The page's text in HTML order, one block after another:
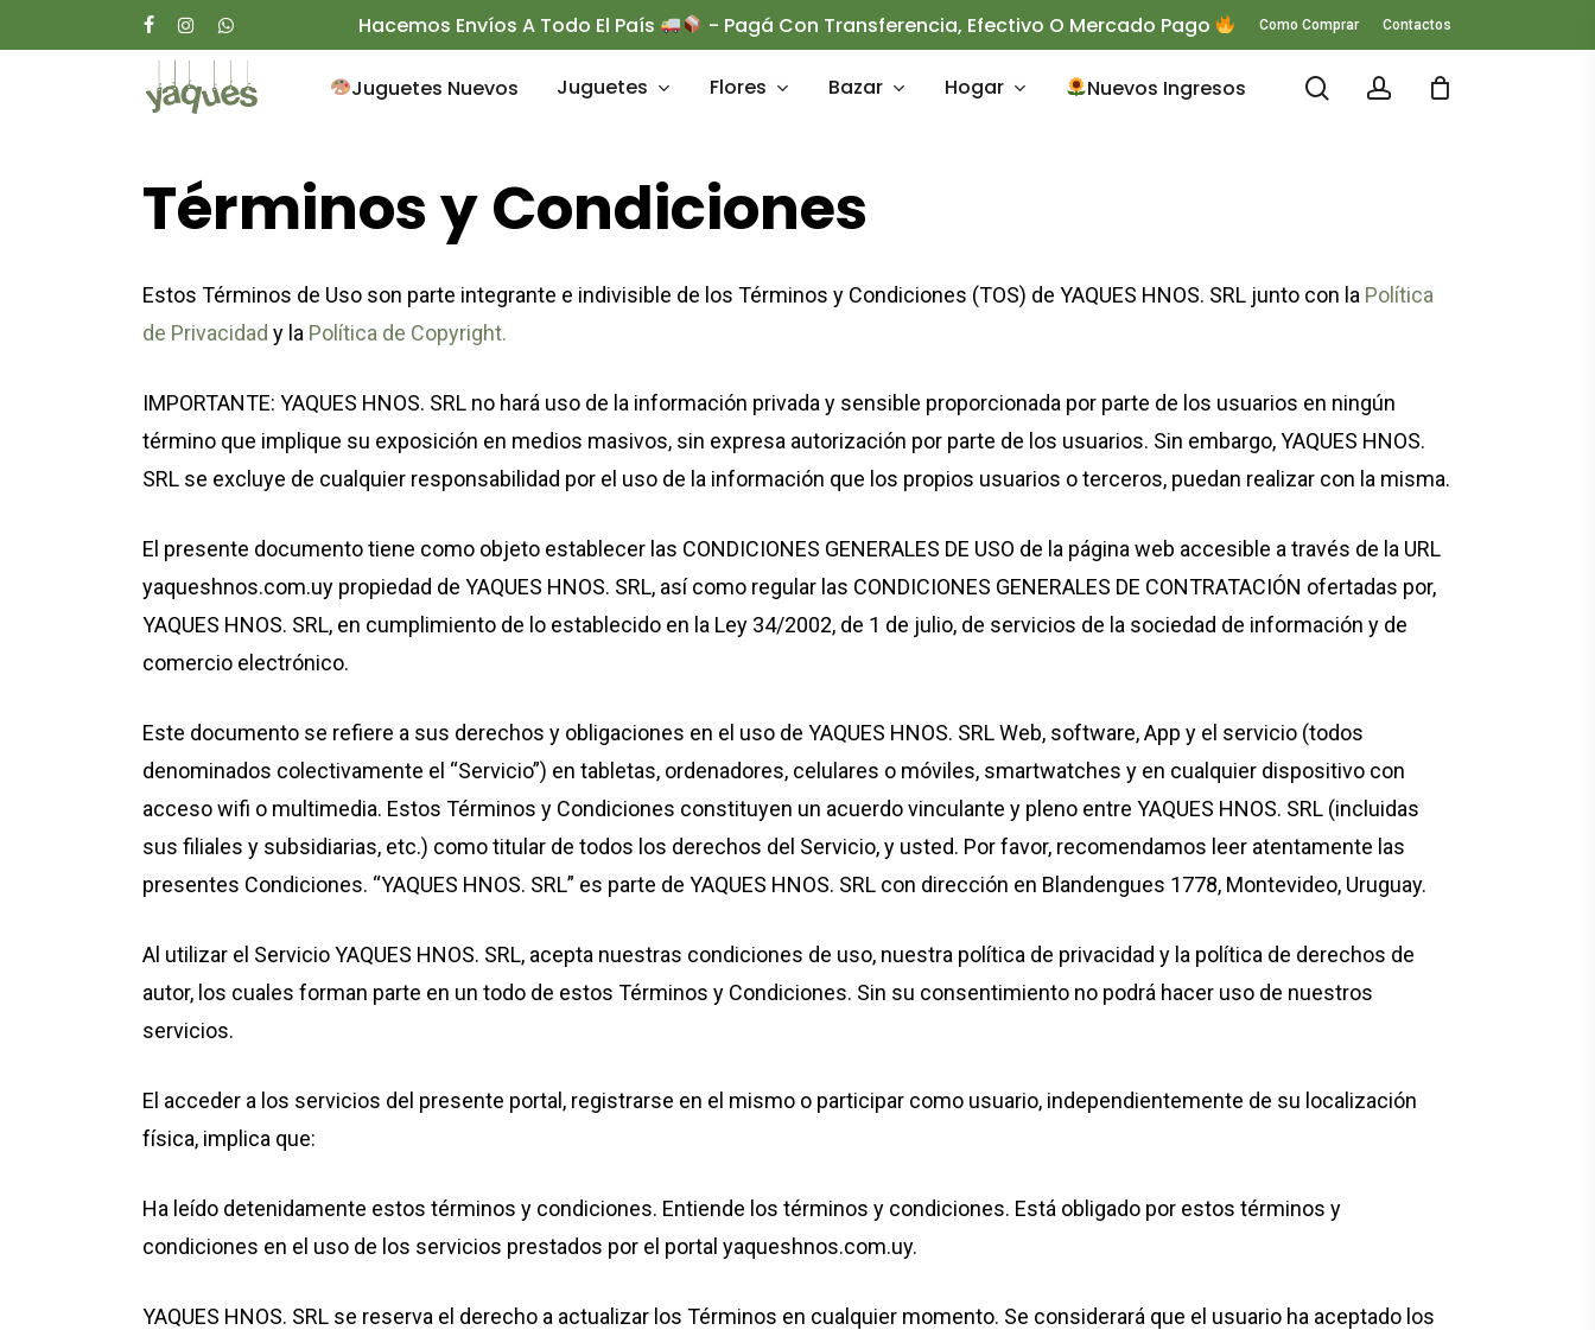
to
Hacemos Envíos A Todo El País - Pagá Con Transferencia, Efectivo O Mercado Pago Como Comprar Contactos
Presione enter para buscar o ESC para cerrar
Juguetes Nuevos Juguetes Flores Bazar Hogar Nuevos Ingresos searchaccount
TérminosyCondiciones
Estos Términos de Uso son parte integrante e indivisible de los Términos y Condiciones (TOS) de YAQUES HNOS. SRL junto con la Política
de Privacidad y la Política de Copyright.
IMPORTANTE: YAQUES HNOS. SRL no hará uso de la información privada y sensible proporcionada por parte de los usuarios en ningún
término que implique su exposición en medios masivos, sin expresa autorización por parte de los usuarios. Sin embargo, YAQUES HNOS.
SRL se excluye de cualquier responsabilidad por el uso de la información que los propios usuarios o terceros, puedan realizar con la misma.
El presente documento tiene como objeto establecer las CONDICIONES GENERALES DE USO de la página web accesible a través de la URL
yaqueshnos.com.uy propiedad de YAQUES HNOS. SRL, así como regular las CONDICIONES GENERALES DE CONTRATACIÓN ofertadas por,
YAQUES HNOS. SRL, en cumplimiento de lo establecido en la Ley 34/2002, de 1 de julio, de servicios de la sociedad de información y de
comercio electrónico.
Este documento se refiere a sus derechos y obligaciones en el uso de YAQUES HNOS. SRL Web, software, App y el servicio (todos
denominados colectivamente el “Servicio”) en tabletas, ordenadores, celulares o móviles, smartwatches y en cualquier dispositivo con
acceso wifi o multimedia. Estos Términos y Condiciones constituyen un acuerdo vinculante y pleno entre YAQUES HNOS. SRL (incluidas
sus filiales y subsidiarias, etc.) como titular de todos los derechos del Servicio, y usted. Por favor, recomendamos leer atentamente las
presentes Condiciones. “YAQUES HNOS. SRL” es parte de YAQUES HNOS. SRL con dirección en Blandengues 1778, Montevideo, Uruguay.
Al utilizar el Servicio YAQUES HNOS. SRL, acepta nuestras condiciones de uso, nuestra política de privacidad y la política de derechos de
autor, los cuales forman parte en un todo de estos Términos y Condiciones. Sin su consentimiento no podrá hacer uso de nuestros
servicios.
El acceder a los servicios del presente portal, registrarse en el mismo o participar como usuario, independientemente de su localización
física, implica que:
Ha leído detenidamente estos términos y condiciones. Entiende los términos y condiciones. Está obligado por estos términos y
condiciones en el uso de los servicios prestados por el portal yaqueshnos.com.uy.
YAQUES HNOS. SRL se reserva el derecho a actualizar los Términos en cualquier momento. Se considerará que el usuario ha aceptado los